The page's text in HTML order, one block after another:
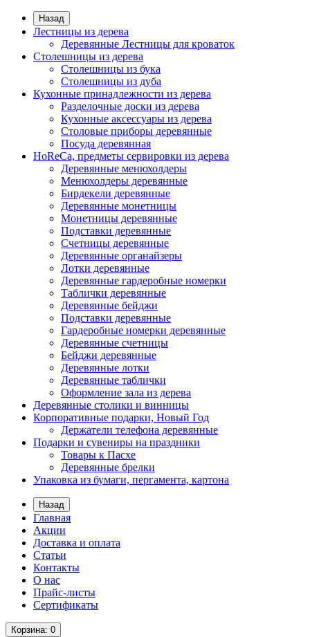
Назад
Лестницы из дерева
Деревянные Лестницы для кроваток
Столешницы из дерева
Столешницы из бука
Столешницы из дуба
Кухонные принадлежности из дерева
Разделочные доски из дерева
Кухонные аксессуары из дерева
Столовые приборы деревянные
Посуда деревянная
HoReCa, предметы сервировки из дерева
Деревянные менюхолдеры
Менюхолдеры деревянные
Бирдекели деревянные
Деревянные монетницы
Монетницы деревянные
Подставки деревянные
Счетницы деревянные
Деревянные органайзеры
Лотки деревянные
Деревянные гардеробные номерки
Таблички деревянные
Деревянные бейджи
Подставки деревянные
Гардеробные номерки деревянные
Деревянные счетницы
Бейджи деревянные
Деревянные лотки
Деревянные таблички
Оформление зала из дерева
Деревянные столики и винницы
Корпоративные подарки, Новый Год
Держатели телефона деревянные
Подарки и сувениры на праздники
Товары к Пасхе
Деревянные брелки
Упаковка из бумаги, пергамента, картона
Назад
Главная
Акции
Доставка и оплата
Статьи
Контакты
О нас
Прайс-листы
Сертификаты
Корзина: 0